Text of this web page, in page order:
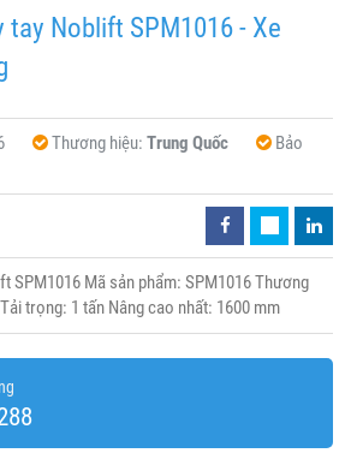
tay Noblift SPM1016 - Xe
Thương hiệu: Trung Quốc
Bảo
SPM1016 Mã sản phẩm: SPM1016 Thương
trọng: 1 tấn Nâng cao nhất: 1600 mm